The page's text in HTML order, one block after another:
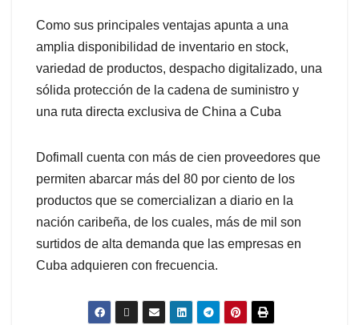
Como sus principales ventajas apunta a una
amplia disponibilidad de inventario en stock,
variedad de productos, despacho digitalizado, una
sólida protección de la cadena de suministro y
una ruta directa exclusiva de China a Cuba
Dofimall cuenta con más de cien proveedores que
permiten abarcar más del 80 por ciento de los
productos que se comercializan a diario en la
nación caribeña, de los cuales, más de mil son
surtidos de alta demanda que las empresas en
Cuba adquieren con frecuencia.